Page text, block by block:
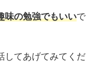
味の勉強でもいいで
してあげてみてくだ